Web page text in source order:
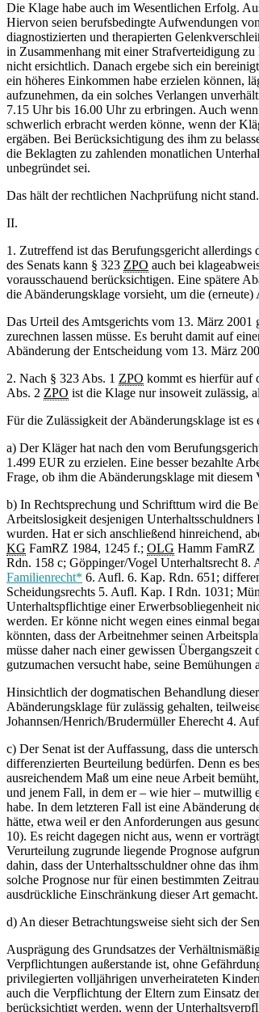
Die Klage habe auch im Wesentlichen Erfolg.
Hiervon seien berufsbedingte Aufwendungen
diagnostizierten und therapierten
in Zusammenhang mit einer Strafverteidigung
nicht ersichtlich. Danach ergebe sich ein
ein höheres Einkommen habe erzielen können,
aufzunehmen, da ein solches Verlangen
7.15 Uhr bis 16.00 Uhr zu erbringen. Auch
schwerlich erbracht werden könne, wenn der
ergäben. Bei Berücksichtigung des ihm zu
die Beklagten zu zahlenden monatlichen
unbegründet sei.
Das hält der rechtlichen Nachprüfung nicht stand.
II.
1. Zutreffend ist das Berufungsgericht allerdings
des Senats kann § 323 ZPO auch bei
vorausschauend berücksichtigen. Eine spätere
die Abänderungsklage vorsieht, um die
Das Urteil des Amtsgerichts vom 13. März
zurechnen lassen müsse. Es beruht damit auf
Abänderung der Entscheidung vom 13. März
2. Nach § 323 Abs. 1 ZPO kommt es hierfür auf
Abs. 2 ZPO ist die Klage nur insoweit zulässig,
Für die Zulässigkeit der Abänderungsklage ist
a) Der Kläger hat nach den vom
1.499 EUR zu erzielen. Eine besser bezahlte
Frage, ob ihm die Abänderungsklage mit diesem
b) In Rechtsprechung und Schrifttum wird die
Arbeitslosigkeit desjenigen
wurden. Hat er sich anschließend hinreichend,
KG FamRZ 1984, 1245 f.; OLG Hamm FamRZ
Rdn. 158 c; Göppinger/Vogel Unterhaltsrecht
Familienrecht* 6. Aufl. 6. Kap. Rdn. 651;
Scheidungsrechts 5. Aufl. Kap. I Rdn. 1031;
Unterhaltspflichtige einer Erwerbsobliegenheit
werden. Er könne nicht wegen eines einmal
könnten, dass der Arbeitnehmer seinen
müsse daher nach einer gewissen
gutzumachen versucht habe, seine
Hinsichtlich der dogmatischen Behandlung
Abänderungsklage für zulässig gehalten,
Johannsen/Henrich/Brudermüller Eherecht 4.
c) Der Senat ist der Auffassung, dass die
differenzierten Beurteilung bedürfen. Denn es
ausreichendem Maß um eine neue Arbeit
und jenem Fall, in dem er – wie hier – mutwillig
habe. In dem letzteren Fall ist eine Abänderung
hätte, etwa weil er den Anforderungen aus
10). Es reicht dagegen nicht aus, wenn er
Verurteilung zugrunde liegende Prognose
dahin, dass der Unterhaltsschuldner ohne das
solche Prognose nur für einen bestimmten
ausdrückliche Einschränkung dieser Art gemacht.
d) An dieser Betrachtungsweise sieht sich der
Ausprägung des Grundsatzes der
Verpflichtungen außerstande ist, ohne
privilegierten volljährigen unverheirateten
auch die Verpflichtung der Eltern zum Einsatz
berücksichtigt werden, wenn der